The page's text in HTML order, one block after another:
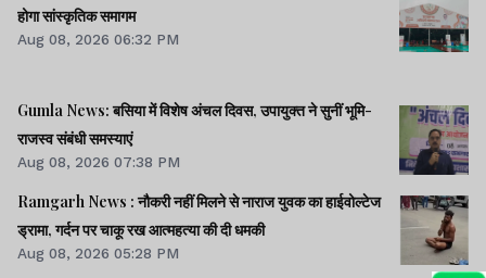
होगा सांस्कृतिक समागम
Aug 08, 2026 06:32 PM
Gumla News: बसिया में विशेष अंचल दिवस, उपायुक्त ने सुनीं भूमि-
राजस्व संबंधी समस्याएं
Aug 08, 2026 07:38 PM
Ramgarh News : नौकरी नहीं मिलने से नाराज युवक का हाईवोल्टेज
ड्रामा, गर्दन पर चाकू रख आत्महत्या की दी धमकी
Aug 08, 2026 05:28 PM